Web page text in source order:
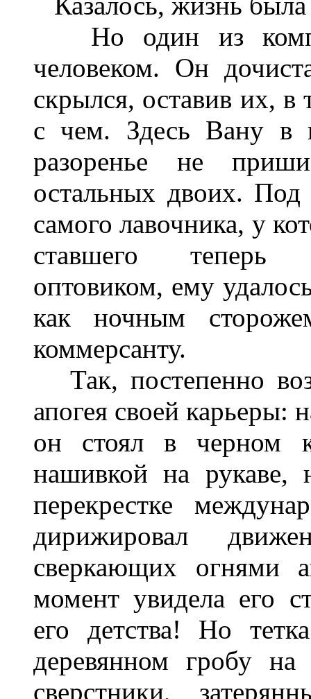
Но один из
человеком. Он
скрылся, оставив их,
с чем. Здесь Вану в
разоренье не
остальных двоих. Под
самого лавочника, у
ставшего теперь
оптовиком, ему
как ночным
коммерсанту.
Так, постепенно
апогея своей карьеры:
он стоял в черном
нашивкой на
перекрестке
дирижировал
сверкающих огнями
момент увидела его
его детства! Но
деревянном гробу
сверстники,